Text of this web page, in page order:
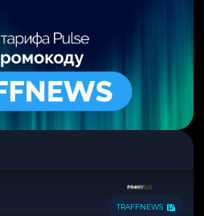
TRAFFNEWS